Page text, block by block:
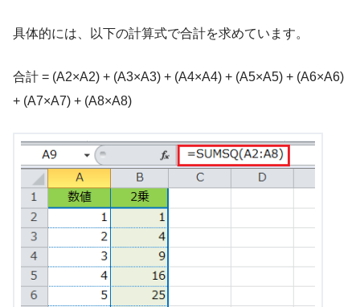
具体的には、以下の計算式で合計を求めています。
合計 = (A2×A2) + (A3×A3) + (A4×A4) + (A5×A5) + (A6×A6)
+ (A7×A7) + (A8×A8)